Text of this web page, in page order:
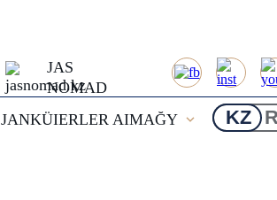
JAS
NOMAD
JANKÜIERLER AIMAĞY KZ